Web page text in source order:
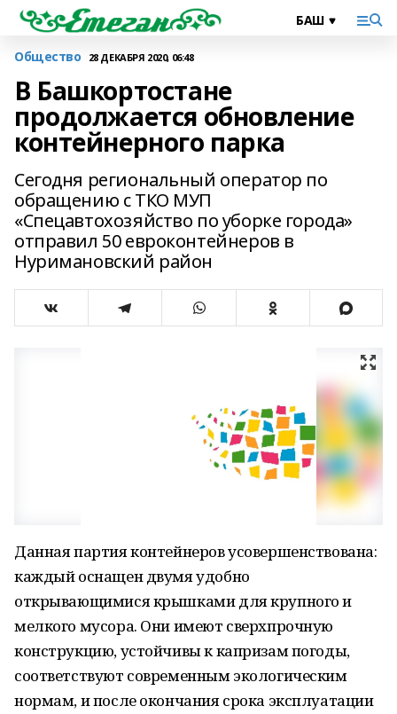
Общество 28 ДЕКАБРЯ 2020, 06:48
В Башкортостане
продолжается обновление
контейнерного парка
Сегодня региональный оператор по
обращению с ТКО МУП
«Спецавтохозяйство по уборке города»
отправил 50 евроконтейнеров в
Нуримановский район
Данная партия контейнеров усовершенствована:
каждый оснащен двумя удобно
открывающимися крышками для крупного и
мелкого мусора. Они имеют сверхпрочную
конструкцию, устойчивы к капризам погоды,
соответствуют современным экологическим
нормам, и после окончания срока эксплуатации